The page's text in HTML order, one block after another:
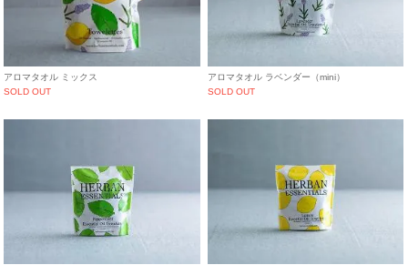
アロマタオル ミックス
SOLD OUT
アロマタオル ラベンダー（mini）
SOLD OUT